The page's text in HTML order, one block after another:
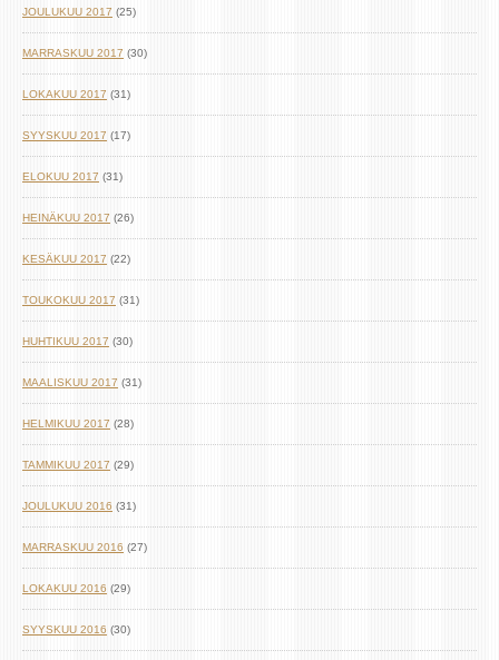
JOULUKUU 2017 (25)
MARRASKUU 2017 (30)
LOKAKUU 2017 (31)
SYYSKUU 2017 (17)
ELOKUU 2017 (31)
HEINÄKUU 2017 (26)
KESÄKUU 2017 (22)
TOUKOKUU 2017 (31)
HUHTIKUU 2017 (30)
MAALISKUU 2017 (31)
HELMIKUU 2017 (28)
TAMMIKUU 2017 (29)
JOULUKUU 2016 (31)
MARRASKUU 2016 (27)
LOKAKUU 2016 (29)
SYYSKUU 2016 (30)